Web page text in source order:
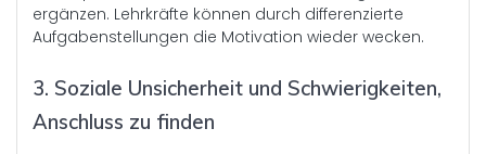
ergänzen. Lehrkräfte können durch differenzierte
Aufgabenstellungen die Motivation wieder wecken.
3. Soziale Unsicherheit und Schwierigkeiten,
Anschluss zu finden